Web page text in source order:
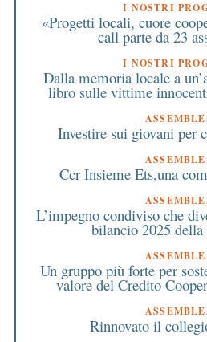
I NOSTRI
«Progetti locali, cuore
call parte da 23
I NOSTRI
Dalla memoria locale a
libro sulle vittime
Investire sui giovani per
Ccr Insieme Ets,una
L’impegno condiviso che
bilancio 2025 della
Un gruppo più forte per
valore del Credito
Rinnovato il